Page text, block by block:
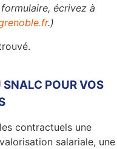
écrivez à
.)
SNALC POUR VOS
contractuels une
salariale, une